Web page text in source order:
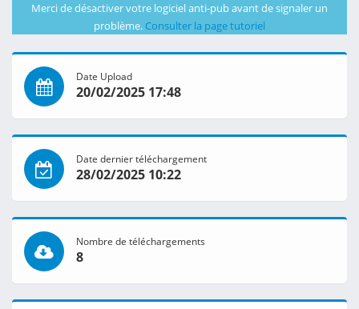
Merci de désactiver votre logiciel anti-pub avant de signaler un
problème. Consulter la page tutoriel
Date Upload
20/02/2025 17:48
Date dernier téléchargement
28/02/2025 10:22
Nombre de téléchargements
8